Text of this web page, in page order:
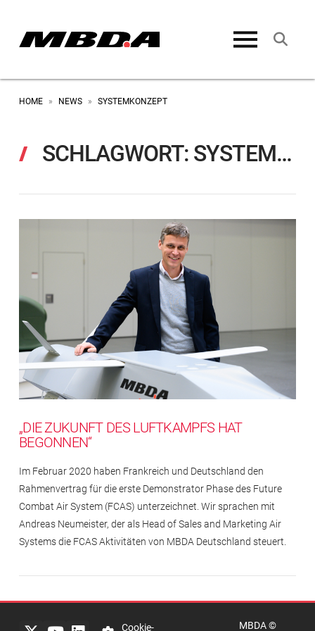
HOME » NEWS » SYSTEMKONZEPT
SCHLAGWORT: SYSTEMKONZEPT
„DIE ZUKUNFT DES LUFTKAMPFS HAT
BEGONNEN“
Im Februar 2020 haben Frankreich und Deutschland den
Rahmenvertrag für die erste Demonstrator Phase des Future
Combat Air System (FCAS) unterzeichnet. Wir sprachen mit
Andreas Neumeister, der als Head of Sales and Marketing Air
Systems die FCAS Aktivitäten von MBDA Deutschland steuert.
Impressum
Datenschutzerklärung
Cookie- MBDA ©